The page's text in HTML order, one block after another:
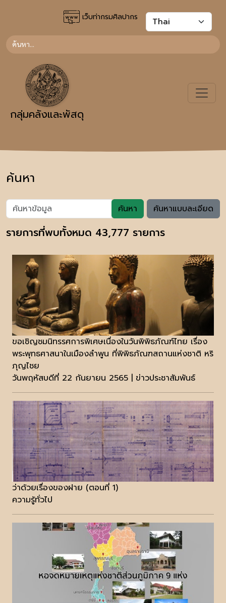
เว็บท่ากรมศิลปากร
กลุ่มคลังและพัสดุ
ค้นหา
ค้นหา ค้นหาแบบละเอียด
รายการที่พบทั้งหมด 43,777 รายการ
ขอเชิญชมนิทรรศการพิเศษเนื่องในวันพิพิธภัณฑ์ไทย เรื่อง
พระพุทธศาสนาในเมืองลำพูน ที่พิพิธภัณฑสถานแห่งชาติ หริ
ภุญไชย
วันพฤหัสบดีที่ 22 กันยายน 2565 | ข่าวประชาสัมพันธ์
ว่าด้วยเรื่องของฝาย (ตอนที่ 1)
ความรู้ทั่วไป